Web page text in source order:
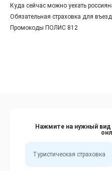
Куда сейчас можно уехать
Обязательная страховка для
Промокоды ПОЛИС 812
Нажмите на нужный вид
Туристическая страховка